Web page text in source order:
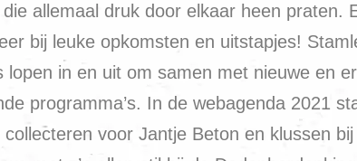
allemaal druk door elkaar heen praten.
bij leuke opkomsten en uitstapjes!
in en uit om samen met nieuwe en
programma’s. In de webagenda 2021
voor Jantje Beton en klussen